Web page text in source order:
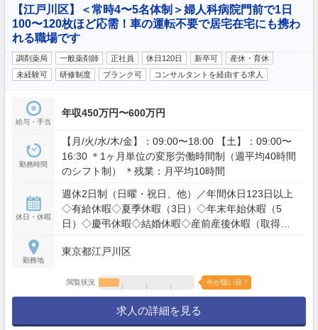
【江戸川区】＜常時4〜5名体制＞婦人科病院門前で1日
100〜120枚ほど応需！車の運転不要で居宅在宅にも携わ
れる職場です
調剤薬局 一般薬剤師 正社員 休日120日 新卒可
産休・育休
未経験可
研修制度 ブランク可 コンサルタントを経由する求人
給与・手当
年収450万円〜600万円
勤務時間
【月/火/水/木/金】：09:00〜18:00 【土】：09:00〜
16:30 ＊1ヶ月単位の変形労働時間制（週平均40時間
のシフト制） ＊残業：月平均10時間
休日・休暇
週休2日制（日曜・祝日、他）／年間休日123日以上
◇有給休暇◇夏季休暇（3日）◇年末年始休暇（5
日）◇慶弔休暇◇結婚休暇◇産前産後休暇（取得率
◇妻の出産休暇◇生理休暇◇介護休暇◇看護休暇
勤務地
東京都江戸川区
閲覧状況 今が狙い目！
求人の詳細を見る